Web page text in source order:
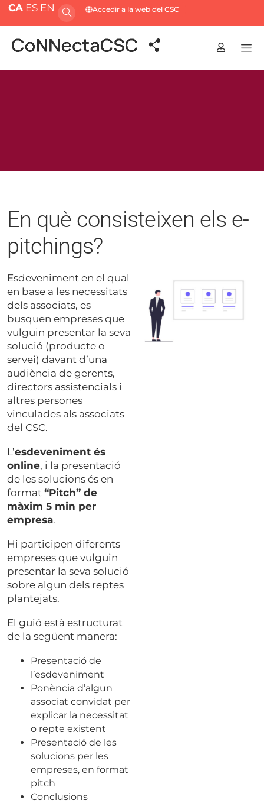
CA ES EN Accedir a la web del CSC
En què consisteixen els e-
pitchings?
Esdeveniment en el qual
en base a les necessitats
dels associats, es
busquen empreses que
vulguin presentar la seva
solució (producte o
servei) davant d’una
audiència de gerents,
directors assistencials i
altres persones
vinculades als associats
del CSC.
L’esdeveniment és
online, i la presentació
de les solucions és en
format “Pitch” de
màxim 5 min per
empresa.
Hi participen diferents
empreses que vulguin
presentar la seva solució
sobre algun dels reptes
plantejats.
El guió està estructurat
de la següent manera:
Presentació de
l’esdeveniment
Ponència d’algun
associat convidat per
explicar la necessitat
o repte existent
Presentació de les
solucions per les
empreses, en format
pitch
Conclusions